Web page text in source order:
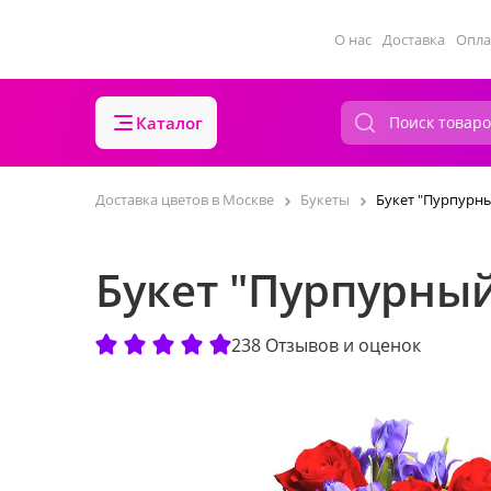
О нас Доставка
Каталог
Доставка цветов в Москве Букеты Букет
Букет
238 Отзывов и оценок